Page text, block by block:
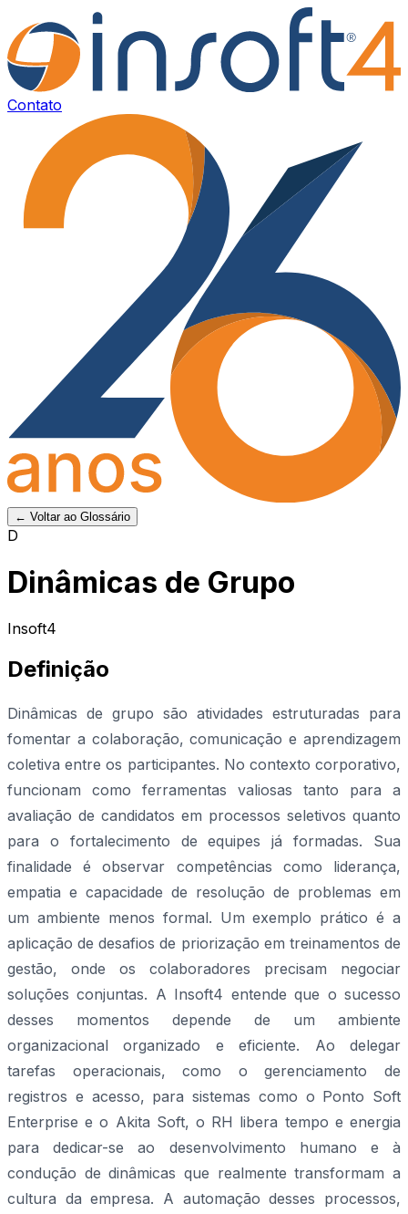
Contato
← Voltar ao Glossário
D
Dinâmicas de Grupo
Insoft4
Definição
Dinâmicas de grupo são atividades estruturadas para
fomentar a colaboração, comunicação e aprendizagem
coletiva entre os participantes. No contexto corporativo,
funcionam como ferramentas valiosas tanto para a
avaliação de candidatos em processos seletivos quanto
para o fortalecimento de equipes já formadas. Sua
finalidade é observar competências como liderança,
empatia e capacidade de resolução de problemas em
um ambiente menos formal. Um exemplo prático é a
aplicação de desafios de priorização em treinamentos de
gestão, onde os colaboradores precisam negociar
soluções conjuntas. A Insoft4 entende que o sucesso
desses momentos depende de um ambiente
organizacional organizado e eficiente. Ao delegar
tarefas operacionais, como o gerenciamento de
registros e acesso, para sistemas como o Ponto Soft
Enterprise e o Akita Soft, o RH libera tempo e energia
para dedicar-se ao desenvolvimento humano e à
condução de dinâmicas que realmente transformam a
cultura da empresa. A automação desses processos,